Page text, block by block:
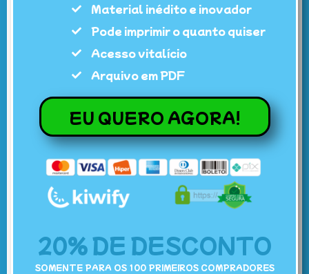
Material inédito e inovador
Pode imprimir o quanto quiser
Acesso vitalício
Arquivo em PDF
EU QUERO AGORA!
20% DE DESCONTO
SOMENTE PARA OS 100 PRIMEIROS COMPRADORES